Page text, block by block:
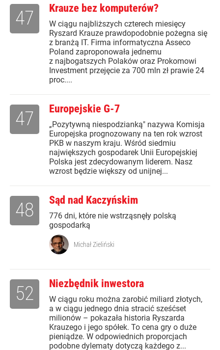
Krauze bez komputerów?
W ciągu najbliższych czterech miesięcy
Ryszard Krauze prawdopodobnie pożegna się
z branżą IT. Firma informatyczna Asseco
Poland zaproponowała jednemu
z najbogatszych Polaków oraz Prokomowi
Investment przejęcie za 700 mln zł prawie 24
proc....
47
Europejskie G-7
„Pozytywną niespodzianką" nazywa Komisja
Europejska prognozowany na ten rok wzrost
PKB w naszym kraju. Wśród siedmiu
największych gospodarek Unii Europejskiej
Polska jest zdecydowanym liderem. Nasz
wzrost będzie większy od unijnej...
47
Sąd nad Kaczyńskim
776 dni, które nie wstrząsnęły polską
gospodarką
48
Michał Zieliński
Niezbędnik inwestora
W ciągu roku można zarobić miliard złotych,
a w ciągu jednego dnia stracić sześćset
milionów – pokazała historia Ryszarda
Krauzego i jego spółek. To cena gry o duże
pieniądze. W odpowiednich proporcjach
podobne dylematy dotyczą każdego z...
52